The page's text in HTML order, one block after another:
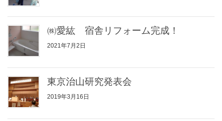
㈱愛紘 宿舎リフォーム完成！
2021年7月2日
東京治山研究発表会
2019年3月16日